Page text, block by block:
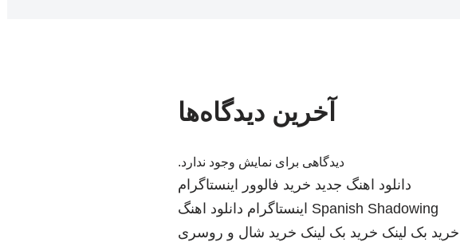
آخرین دیدگاه‌ها
دیدگاهی برای نمایش وجود ندارد.
دانلود اهنگ جدید خرید فالوور اینستاگرام
Spanish Shadowing اینستاگرام دانلود اهنگ
خرید بک لینک خرید بک لینک خرید شال و روسری